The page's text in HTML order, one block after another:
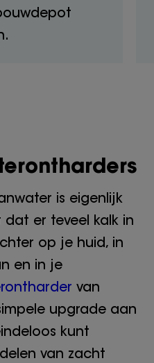
is eigenlijk
er teveel kalk in
op je huid, in
en in je
van
upgrade aan
kunt
van zacht